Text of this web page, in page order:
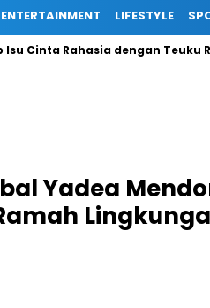
ENTERTAINMENT LIFESTYLE
Rahasia dengan Teuku Ryan
Yadea